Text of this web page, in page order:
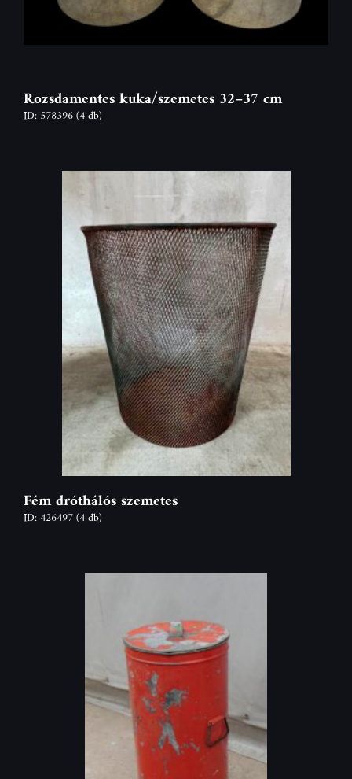
Rozsdamentes kuka/szemetes 32–37 cm
ID: 578396(4 db)
Fém dróthálós szemetes
ID: 426497(4 db)